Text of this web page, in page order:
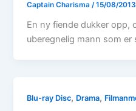
Captain Charisma/15/08/2013
En ny fiende dukker opp,
uberegnelig mann som
Blu-ray Disc, Drama,